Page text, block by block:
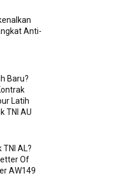
Anti-
Baru?
Latih
TNI AU
TNI AL?
Of
AW149